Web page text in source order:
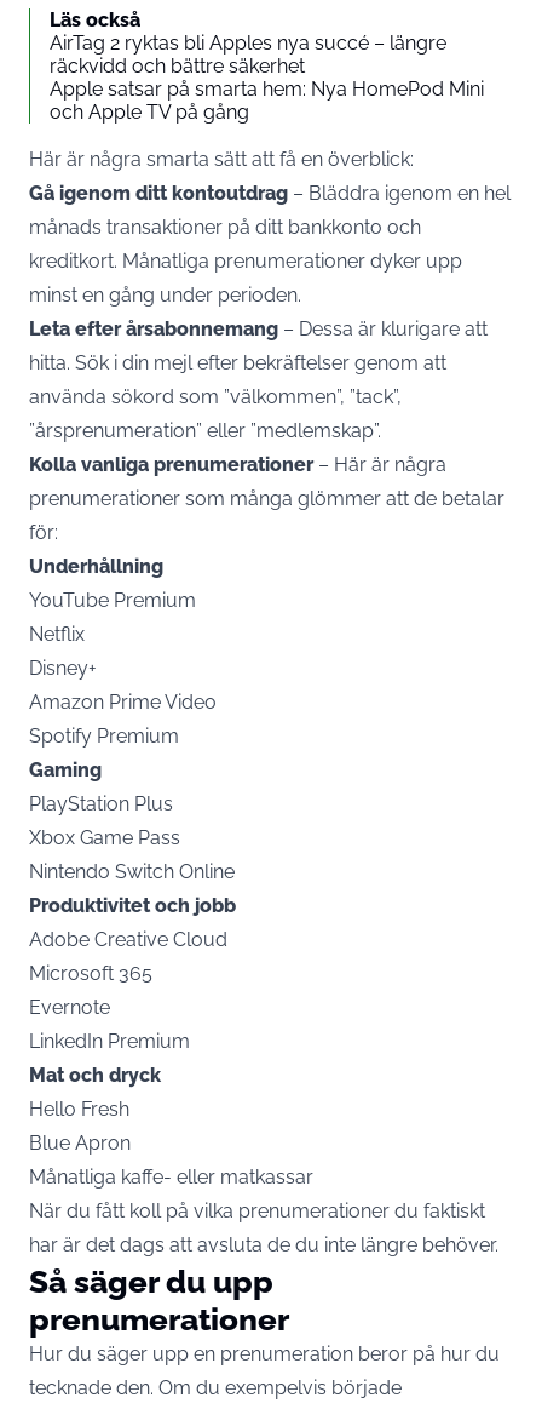
Läs också
AirTag 2 ryktas bli Apples nya succé – längre
räckvidd och bättre säkerhet
Apple satsar på smarta hem: Nya HomePod Mini
och Apple TV på gång
Här är några smarta sätt att få en överblick:
Gå igenom ditt kontoutdrag – Bläddra igenom en hel
månads transaktioner på ditt bankkonto och
kreditkort. Månatliga prenumerationer dyker upp
minst en gång under perioden.
Leta efter årsabonnemang – Dessa är klurigare att
hitta. Sök i din mejl efter bekräftelser genom att
använda sökord som ”välkommen”, ”tack”,
”årsprenumeration” eller ”medlemskap”.
Kolla vanliga prenumerationer– Här är några
prenumerationer som många glömmer att de betalar
för:
Underhållning
YouTube Premium
Netflix
Disney+
Amazon Prime Video
Spotify Premium
Gaming
PlayStation Plus
Xbox Game Pass
Nintendo Switch Online
Produktivitet och jobb
Adobe Creative Cloud
Microsoft 365
Evernote
LinkedIn Premium
Mat och dryck
Hello Fresh
Blue Apron
Månatliga kaffe- eller matkassar
När du fått koll på vilka prenumerationer du faktiskt
har är det dags att avsluta de du inte längre behöver.
Så säger du upp
prenumerationer
Hur du säger upp en prenumeration beror på hur du
tecknade den. Om du exempelvis började